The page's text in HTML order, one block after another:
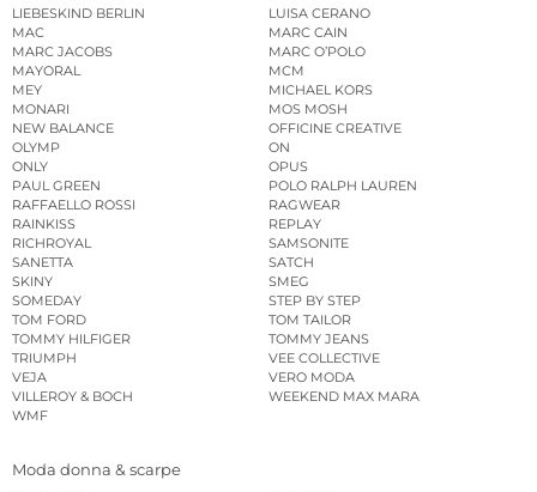
LIEBESKIND BERLIN
LUISA CERANO
MAC
MARC CAIN
MARC JACOBS
MARC O’POLO
MAYORAL
MCM
MEY
MICHAEL KORS
MONARI
MOS MOSH
NEW BALANCE
OFFICINE CREATIVE
OLYMP
ON
ONLY
OPUS
PAUL GREEN
POLO RALPH LAUREN
RAFFAELLO ROSSI
RAGWEAR
RAINKISS
REPLAY
RICHROYAL
SAMSONITE
SANETTA
SATCH
SKINY
SMEG
SOMEDAY
STEP BY STEP
TOM FORD
TOM TAILOR
TOMMY HILFIGER
TOMMY JEANS
TRIUMPH
VEE COLLECTIVE
VEJA
VERO MODA
VILLEROY & BOCH
WEEKEND MAX MARA
WMF
Moda donna & scarpe